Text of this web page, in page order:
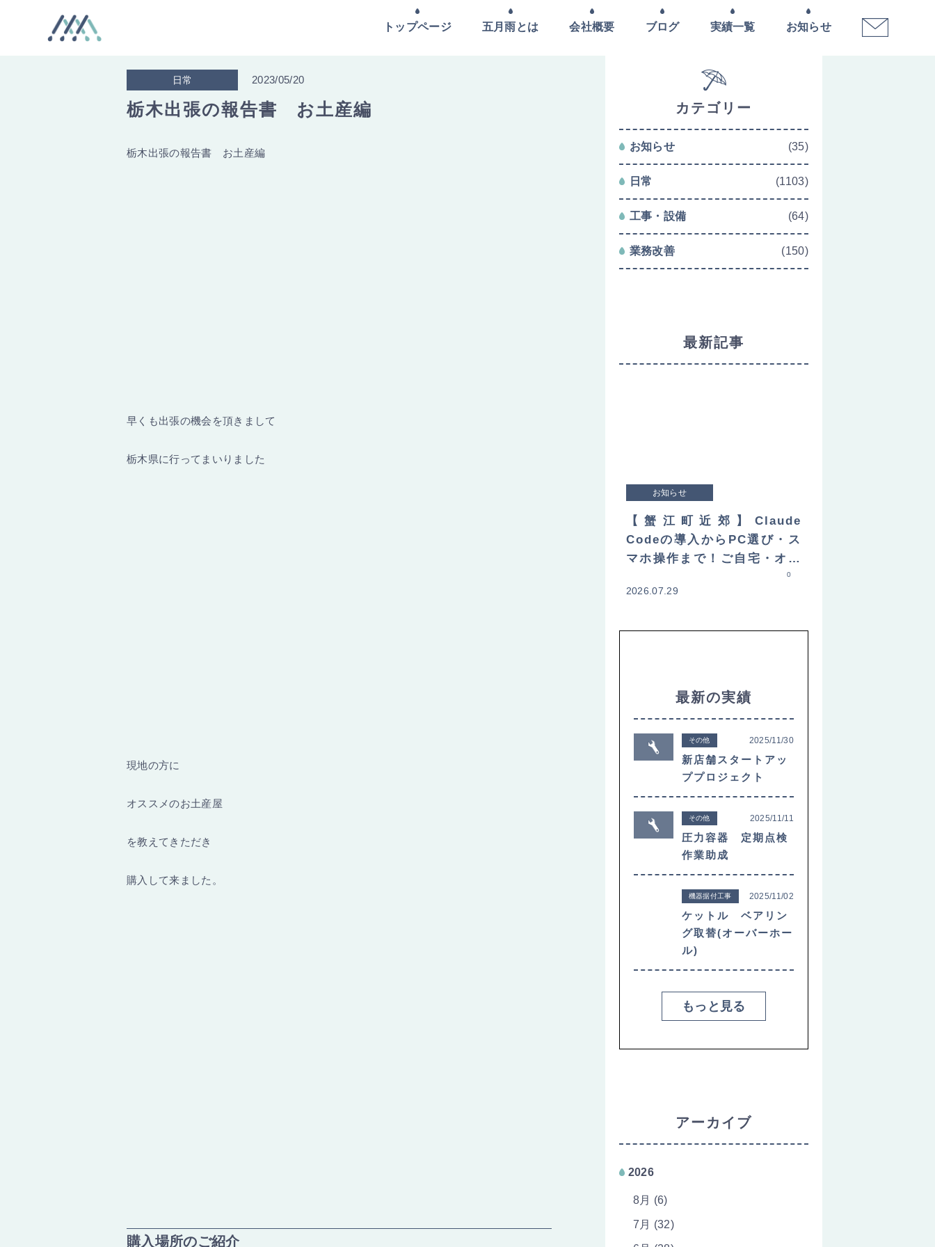
トップページ 五月雨とは 会社概要 ブログ 実績一覧 お知らせ
日常 2023/05/20
栃木出張の報告書 お土産編
栃木出張の報告書 お土産編
早くも出張の機会を頂きまして
栃木県に行ってまいりました
現地の方に
オススメのお土産屋
を教えてきただき
購入して来ました。
購入場所のご紹介
カテゴリー
お知らせ (35)
日常 (1103)
工事・設備 (64)
業務改善 (150)
最新記事
お知らせ
【蟹江町近郊】Claude
Codeの導入からPC選び・ス
マホ操作まで！ご自宅・オフ
ィスへ直接訪問してレクチャ
ーします
2026.07.29
0
最新の実績
その他 2025/11/30
新店舗スタートアッ
ププロジェクト
その他 2025/11/11
圧力容器 定期点検
作業助成
機器据付工事 2025/11/02
ケットル ベアリン
グ取替(オーバーホー
ル)
もっと見る
アーカイブ
2026
8月 (6)
7月 (32)